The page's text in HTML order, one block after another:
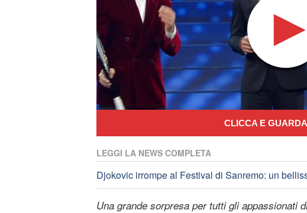
CLICCA E
LEGGI LA NEWS COMPLETA
Djokovic irrompe al Festival di Sanremo: un
Una grande sorpresa per tutti gli appassionati